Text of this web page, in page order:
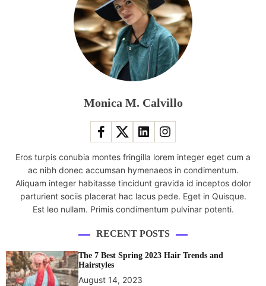
Monica M. Calvillo
Eros turpis conubia montes fringilla lorem integer eget cum a
ac nibh donec accumsan hymenaeos in condimentum.
Aliquam integer habitasse tincidunt gravida id inceptos dolor
parturient sociis placerat hac lacus pede. Eget in Quisque.
Est leo nullam. Primis condimentum pulvinar potenti.
RECENT POSTS
The 7 Best Spring 2023 Hair Trends and
Hairstyles
August 14, 2023